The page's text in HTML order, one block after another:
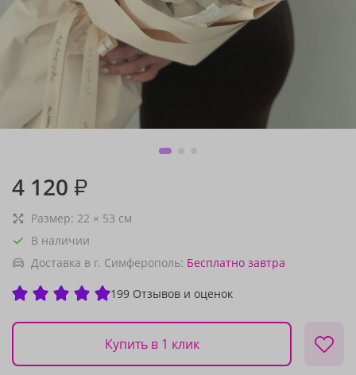
4 120 ₽
Размер: 22 × 53 см
В наличии
Доставка в г. Симферополь: Бесплатно завтра
199 Отзывов и оценок
Купить в 1 клик